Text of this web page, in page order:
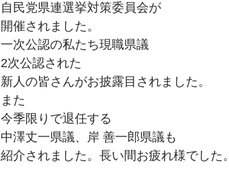
自民党県連選挙対策委員会が
開催されました。
一次公認の私たち現職県議
2次公認された
新人の皆さんがお披露目されました。
また
今季限りで退任する
中澤丈一県議、岸 善一郎県議も
紹介されました。長い間お疲れ様でした。